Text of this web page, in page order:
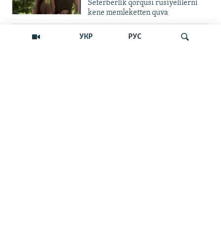
УКР РУС
Seferberlik qorqusı rusiyelilerni
kene memleketten quva
İNSAN AQLARI